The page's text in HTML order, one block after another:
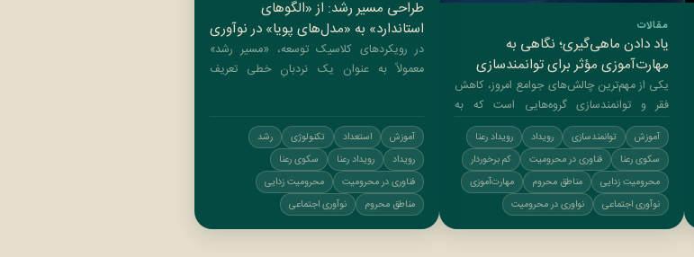
مقالات
یاد دادن ماهی‌گیری؛ نگاهی به
مهارت‌آموزی مؤثر برای توانمندسازی
مناطق کم برخوردار
یکی از مهم‌ترین چالش‌های جوامع امروز، کاهش
فقر و توانمندسازی گروه‌هایی است که به
دلایل...
آموزش توانمندسازی رویداد
رویداد رعنا
سکوی رعنا
فناوری در محرومیت
کم برخوردار
محرومیت زدایی
مناطق محروم
مهارت‌آموزی
نوآوری اجتماعی
نواوری در محرومیت
طراحی مسیر رشد: از «الگوهای
استاندارد» به «مدل‌های پویا» در نوآوری
اجتماعی
در رویکردهای کلاسیک توسعه، «مسیر رشد»
معمولاً به عنوان یک نردبانِ خطی تعریف
آموزش استعداد تکنولوژی
رشد
رویداد
رویداد رعنا
سکوی رعنا
فناوری در محرومیت
محرومیت زدایی
مناطق محروم
نوآوری اجتماعی